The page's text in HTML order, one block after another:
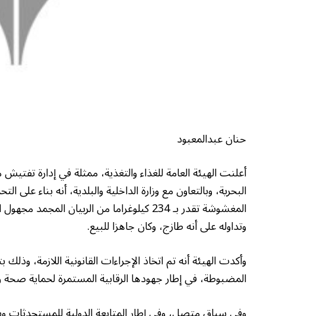
حنان عبدالمعبود
أعلنت الهيئة العامة للغذاء والتغذية، ممثلة في إدارة
البحرية، وبالتعاون مع وزارة الداخلية والبلدية، أنه بناء
المغشوشة تقدر بـ 234 كيلوغراما من
وتداوله على أنه طازج، وكان جاهزا للبيع.
‏وأكدت الهيئة أنه تم اتخاذ الإجراءات القانونية
المضبوطة، في إطار جهودها الرقابية المستمرة لحماية